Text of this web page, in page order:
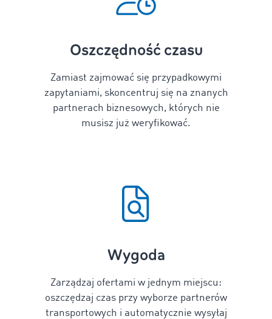
Oszczędność czasu
Zamiast zajmować się przypadkowymi
zapytaniami, skoncentruj się na znanych
partnerach biznesowych, których nie
musisz już weryfikować.
Wygoda
Zarządzaj ofertami w jednym miejscu:
oszczędzaj czas przy wyborze partnerów
transportowych i automatycznie wysyłaj